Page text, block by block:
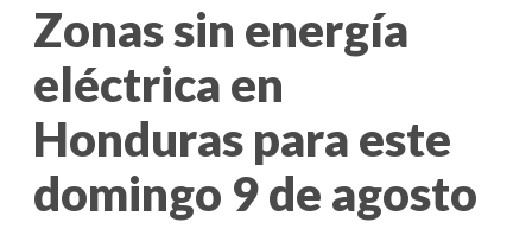
Zonas sin energía
eléctrica en
Honduras para este
domingo 9 de agosto